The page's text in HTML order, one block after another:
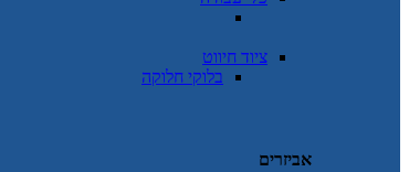
ציוד חיווט
בלוקי חלוקה
אביזרים